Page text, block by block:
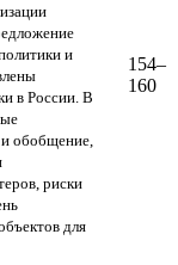
и
в России. В
обобщение,
риски
для
154–
160